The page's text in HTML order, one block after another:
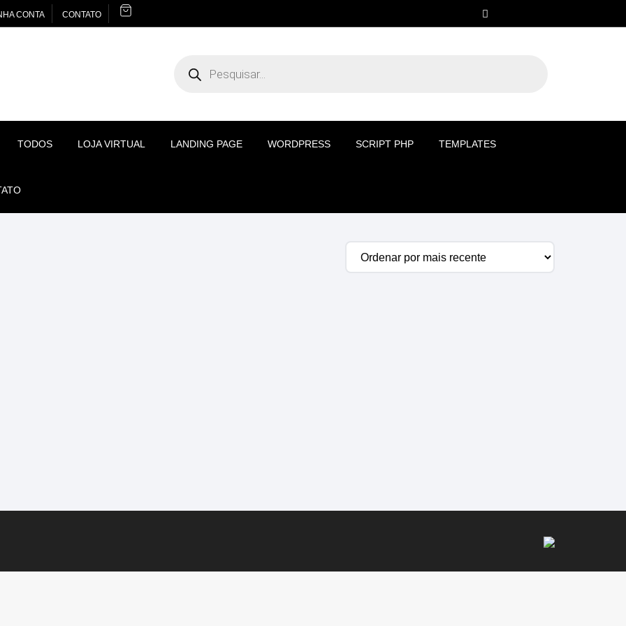
CONTA CONTATO
produtos
TODOS LOJA VIRTUAL LANDING PAGE WORDPRESS SCRIPT PHP TEMPLATES